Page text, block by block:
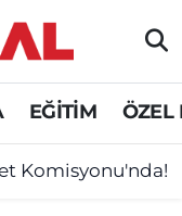
EĞİTİM ÖZEL
Komisyonu'nda!